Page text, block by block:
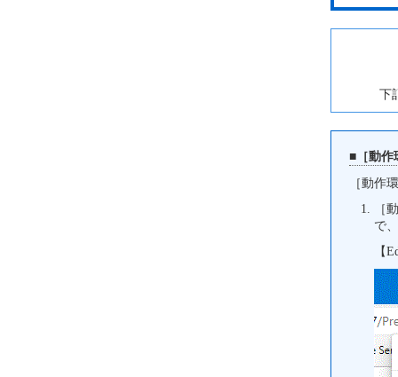
下
■［動作
［動作
［
で
【